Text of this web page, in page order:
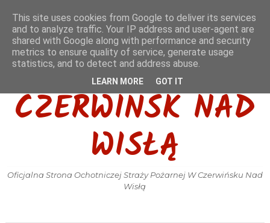
OSP KSRG
CZERWIŃSK NAD
WISŁĄ
Oficjalna Strona Ochotniczej Straży Pożarnej W Czerwińsku Nad
Wisłą
This site uses cookies from Google to deliver its services
and to analyze traffic. Your IP address and user-agent are
shared with Google along with performance and security
metrics to ensure quality of service, generate usage
statistics, and to detect and address abuse.
LEARN MORE GOT IT